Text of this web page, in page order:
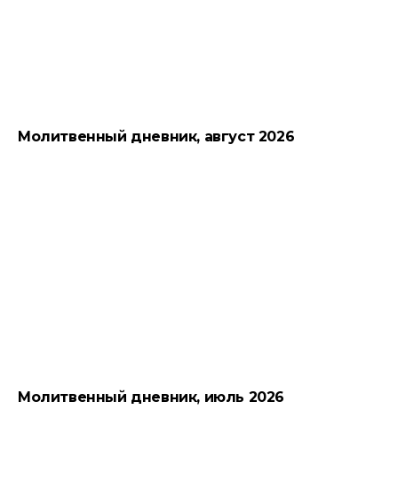
Молитвенный дневник, август 2026
Молитвенный дневник, июль 2026